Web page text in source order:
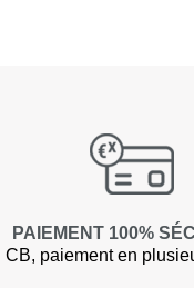
Gilets
T-shirts,
PAIEMENT 100%
CB, paiement en